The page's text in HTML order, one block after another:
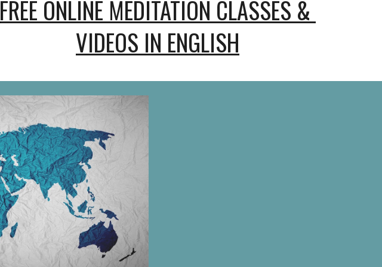
FREE ONLINE MEDITATION CLASSES &
VIDEOS IN ENGLISH